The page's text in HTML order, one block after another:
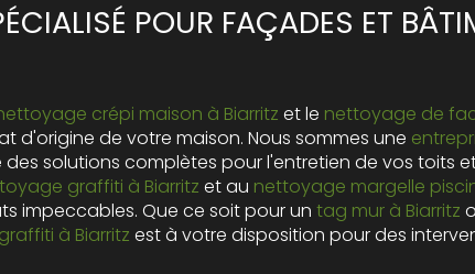
POUR FAÇADES ET
crépi maison à Biarritz et le nettoyage de
d'origine de votre maison. Nous sommes une
solutions complètes pour l'entretien de vos toits
graffiti à Biarritz et au nettoyage margelle
impeccables. Que ce soit pour un tag mur à Biarritz
à Biarritz est à votre disposition pour des